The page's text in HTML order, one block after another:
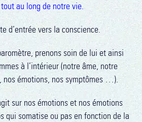
au long de notre vie.
d’entrée vers la conscience.
prenons soin de lui et ainsi
à l’intérieur (notre âme, notre
nos émotions, nos symptômes …).
sur nos émotions et nos émotions
qui somatise ou pas en fonction de la